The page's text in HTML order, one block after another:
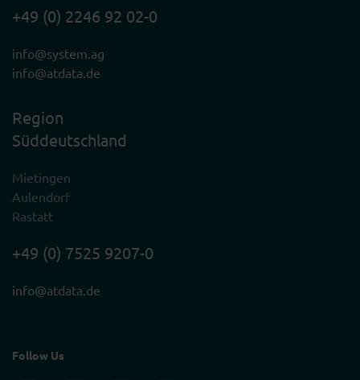
+49 (0) 2246 92 02-0
info@system.ag
info@atdata.de
Region
Süddeutschland
Mietingen
Aulendorf
Rastatt
+49 (0) 7525 9207-0
info@atdata.de
Follow Us